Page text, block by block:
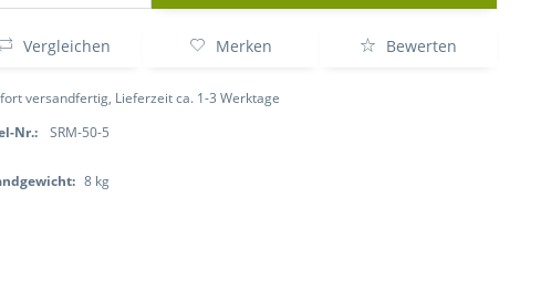
Vergleichen Merken Bewerten
versandfertig, Lieferzeit ca. 1-3 Werktage
Nr.:
SRM-50-5
8 kg